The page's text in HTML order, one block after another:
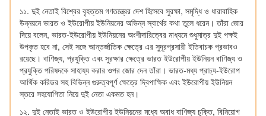
১১. দুই নেতাই বিশ্বের বৃহত্তম গণতন্ত্রের দেশ হিসেবে সুরক্ষা, সমৃদ্ধি ও ধারাবাহিক
উন্নয়নে ভারত ও ইউরোপীয় ইউনিয়নের অভিন্ন স্বার্থের কথা তুলে ধরেন। তাঁরা জোর
দিয়ে বলেন, ভারত-ইউরোপীয় ইউনিয়নের অংশীদারিত্বের মাধ্যমে শুধুমাত্র দুই পক্ষই
উপকৃত হবে না, সেই সঙ্গে আন্তর্জাতিক ক্ষেত্রে এর সুদূরপ্রসারী ইতিবাচক প্রভাবও
রয়েছে। বাণিজ্য, প্রযুক্তি এবং সুরক্ষার ক্ষেত্রে ভারত ইউরোপীয় ইউনিয়ন বাণিজ্য ও
প্রযুক্তি পরিষদকে সাহায্য করার ওপর জোর দেন তাঁরা। ভারত-মধ্য প্রাচ্য-ইউরোপ
আর্থিক করিডর সহ বিভিন্ন গুরুত্বপূর্ণ ক্ষেত্রে দ্বিপাক্ষিক এবং ইউরোপীয় ইউনিয়ন
স্তরে সহযোগিতা নিয়ে দুই নেতা একমত হন।
১২. দুই নেতাই ভারত ও ইউরোপীয় ইউনিয়নের মধ্যে অবাধ বাণিজ্য চুক্তি, বিনিয়োগ